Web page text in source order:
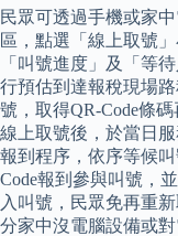
民眾可透過手機或家
區，點選「線上取號
「叫號進度」及「等
行預估到達報稅現場
號，取得QR-Code條
線上取號後，於當日
報到程序，依序等候
Code報到參與叫號，
入叫號，民眾免再重
分家中沒電腦設備或